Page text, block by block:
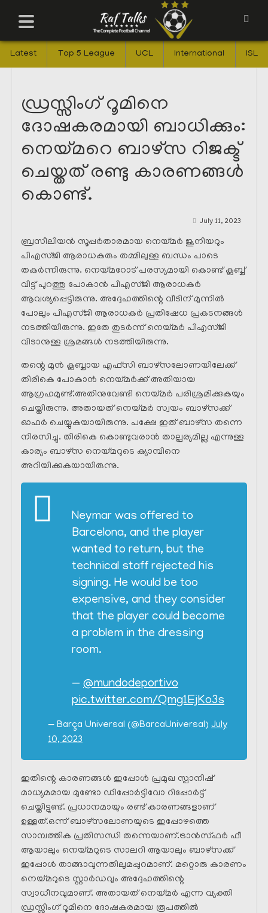
Latest Top 5 League UCL International ISL
ഡ്രസ്സിംഗ് റൂമിനെ
ദോഷകരമായി ബാധിക്കും:
നെയ്മറെ ബാഴ്സ റിജക്ട്
ചെയ്തത് രണ്ടു കാരണങ്ങൾ
കൊണ്ട്.
July 11, 2023
ബ്രസീലിയൻ സൂപ്പർതാരമായ നെയ്മർ ജൂനിയറും
പിഎസ്ജി ആരാധകരും തമ്മിലുള്ള ബന്ധം പാടെ
തകർന്നിരുന്നു. നെയ്മറോട് പരസ്യമായി കൊണ്ട് ക്ലബ്ബ്
വിട്ട് പുറത്തു പോകാൻ പിഎസ്ജി ആരാധകർ
ആവശ്യപ്പെട്ടിരുന്നു. അദ്ദേഹത്തിന്റെ വീടിന് മുന്നിൽ
പോലും പിഎസ്ജി ആരാധകർ പ്രതിഷേധ പ്രകടനങ്ങൾ
നടത്തിയിരുന്നു. ഇതേ തുടർന്ന് നെയ്മർ പിഎസ്ജി
വിടാനുള്ള ശ്രമങ്ങൾ നടത്തിയിരുന്നു.
തന്റെ മുൻ ക്ലബ്ബായ എഫ്സി ബാഴ്സലോണയിലേക്ക്
തിരികെ പോകാൻ നെയ്മർക്ക് അതിയായ
ആഗ്രഹമുണ്ട്.അതിനുവേണ്ടി നെയ്മർ പരിശ്രമിക്കുകയും
ചെയ്തിരുന്നു. അതായത് നെയ്മർ സ്വയം ബാഴ്സക്ക്
ഓഫർ ചെയ്യുകയായിരുന്നു. പക്ഷേ ഇത് ബാഴ്സ തന്നെ
നിരസിച്ചു. തിരികെ കൊണ്ടുവരാൻ താല്പര്യമില്ല എന്നുള്ള
കാര്യം ബാഴ്സ നെയ്മറുടെ ക്യാമ്പിനെ
അറിയിക്കുകയായിരുന്നു.
Neymar was offered to
Barcelona, and the player
wanted to return, but the
technical staff rejected his
signing. He would be too
expensive, and they consider
that the player could become
a problem in the dressing
room.
— @mundodeportivo
pic.twitter.com/Qmg1EjKo3s
— Barça Universal (@BarcaUniversal) July
10, 2023
ഇതിന്റെ കാരണങ്ങൾ ഇപ്പോൾ പ്രമുഖ സ്പാനിഷ്
മാധ്യമമായ മുണ്ടോ ഡിപ്പോർട്ടിവോ റിപ്പോർട്ട്
ചെയ്തിട്ടുണ്ട്. പ്രധാനമായും രണ്ട് കാരണങ്ങളാണ്
ഉള്ളത്.ഒന്ന് ബാഴ്സലോണയുടെ ഇപ്പോഴത്തെ
സാമ്പത്തിക പ്രതിസന്ധി തന്നെയാണ്.ട്രാൻസ്ഫർ ഫീ
ആയാലും നെയ്മറുടെ സാലറി ആയാലും ബാഴ്സക്ക്
ഇപ്പോൾ താങ്ങാവുന്നതിലുമപ്പുറമാണ്. മറ്റൊരു കാരണം
നെയ്മറുടെ സ്റ്റാർഡവും അദ്ദേഹത്തിന്റെ
സ്വാധീനവുമാണ്. അതായത് നെയ്മർ എന്ന വ്യക്തി
ഡ്രസ്സിംഗ് റൂമിനെ ദോഷകരമായ രൂപത്തിൽ